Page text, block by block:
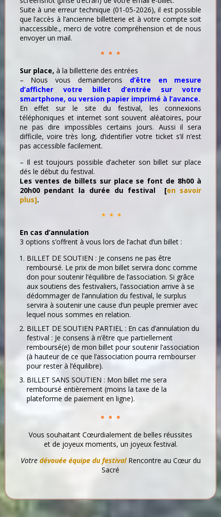
Suite à une erreur technique (01-05-2026), il est possible
que l’accès à l’ancienne billetterie et à votre compte soit
inaccessible., merci de votre compréhension et de nous
envoyer un mail.
* * *
Sur place, à la billetterie des entrées
– Nous vous demanderons d’être en mesure
d’afficher votre billet d’entrée sur votre
smartphone, ou version papier imprimé à l’avance.
En effet sur le site du festival, les connexions
téléphoniques et internet sont souvent aléatoires, pour
ne pas dire impossibles certains jours. Aussi il sera
difficile, voire très long, d’identifier votre ticket s’il n’est
pas accessible facilement.
– Il est toujours possible d’acheter son billet sur place
dés le début du festival.
Les ventes de billets sur place se font de 8h00 à
20h00 pendant la durée du festival [en savoir
plus].
* * *
En cas d’annulation
3 options s’offrent à vous lors de l’achat d’un billet :
BILLET DE SOUTIEN : Je consens ne pas être
remboursé. Le prix de mon billet servira donc comme
don pour soutenir l’équilibre de l’association. Si grâce
aux soutiens des festivaliers, l’association arrive à se
dédommager de l’annulation du festival, le surplus
servira à soutenir une cause d’un peuple premier avec
lequel nous sommes en relation.
BILLET DE SOUTIEN PARTIEL : En cas d’annulation du
festival : Je consens à n’être que partiellement
remboursé(e) de mon billet pour soutenir l’association
(à hauteur de ce que l’association pourra rembourser
pour rester à l’équilibre).
BILLET SANS SOUTIEN : Mon billet me sera
remboursé entièrement (moins la taxe de la
plateforme de paiement en ligne).
* * *
Vous souhaitant Cœurdialement de belles réussites
et de joyeux moments, un joyeux festival.
Votre dévouée équipe du festivalRencontre au Cœur du
Sacré